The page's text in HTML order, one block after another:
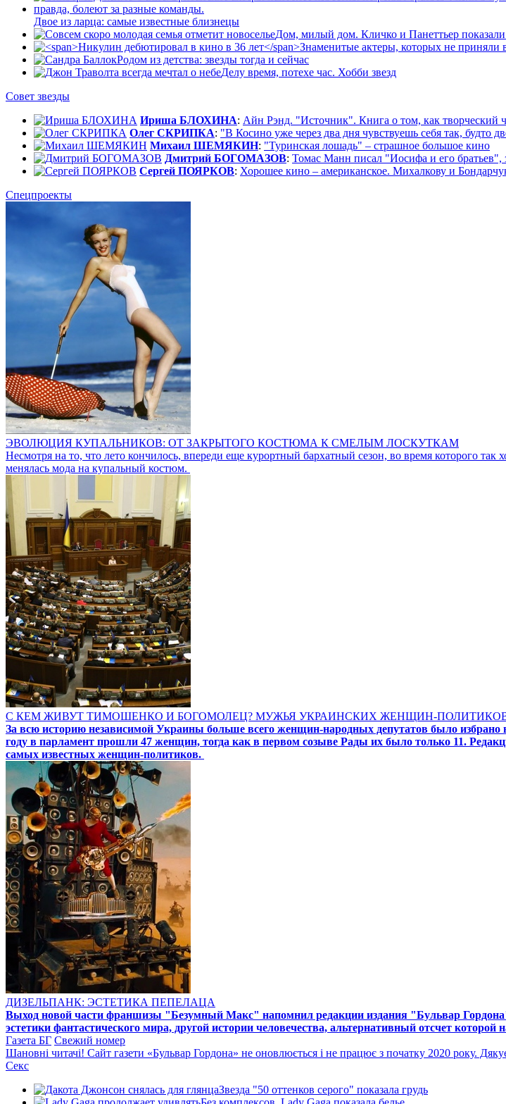
Двое из ларца: самые известные близнецы
Дом, милый дом. Кличко и Панеттьер
Знаменитые актеры, которых не приняли
Родом из детства: звезды тогда и сейчас
Делу время, потехе час. Хобби звезд
Совет звезды
Ириша БЛОХИНА: Айн Рэнд. "Источник". Книга о том, как творческий
Олег СКРИПКА: "В Косино уже через два дня чувствуешь себя так, будто
Михаил ШЕМЯКИН: "Туринская лошадь" – страшное большое кино
Дмитрий БОГОМАЗОВ: Томас Манн писал "Иосифа и его братьев",
Сергей ПОЯРКОВ: Хорошее кино – американское. Михалкову и
Спецпроекты
ЭВОЛЮЦИЯ КУПАЛЬНИКОВ: ОТ ЗАКРЫТОГО КОСТЮМА К СМЕЛЫМ ЛОСКУТКАМ
Несмотря на то, что лето кончилось, впереди еще курортный бархатный сезон, во время которого
менялась мода на купальный костюм.
С КЕМ ЖИВУТ ТИМОШЕНКО И БОГОМОЛЕЦ? МУЖЬЯ УКРАИНСКИХ ЖЕНЩИН-
За всю историю независимой Украины больше всего женщин-народных депутатов было
году в парламент прошли 47 женщин, тогда как в первом созыве Рады их было только 11.
самых известных женщин-политиков.
ДИЗЕЛЬПАНК: ЭСТЕТИКА ПЕПЕЛАЦА
Выход новой части франшизы "Безумный Макс" напомнил редакции издания "Бульвар
эстетики фантастического мира, другой истории человечества, альтернативный отсчет которой
Газета БГ Свежий номер
Шановні читачі! Сайт газети «Бульвар Гордона» не оновлюється і не працює з початку 2020 року.
Секс
Звезда "50 оттенков серого" показала грудь